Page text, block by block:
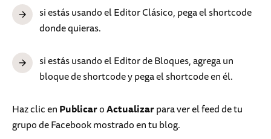
si estás usando el Editor Clásico, pega el shortcode
donde quieras.
si estás usando el Editor de Bloques, agrega un
bloque de shortcode y pega el shortcode en él.
Haz clic enPublicaroActualizarpara ver el feed de tu
grupo de Facebook mostrado en tu blog.